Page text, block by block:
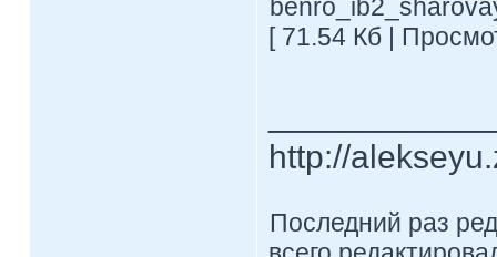
[ 71.54 Кб |
http://
Последний раз